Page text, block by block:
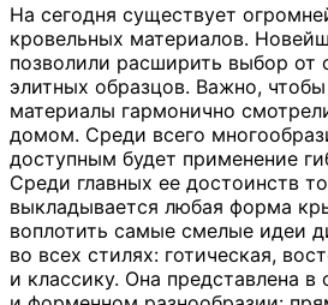
На сегодня существует
кровельных материалов.
позволили расширить выбор
элитных образцов. Важно,
материалы гармонично
домом. Среди всего
доступным будет применение
Среди главных ее достоинств
выкладывается любая форма
воплотить самые смелые идеи
во всех стилях: готическая,
и классику. Она представлена